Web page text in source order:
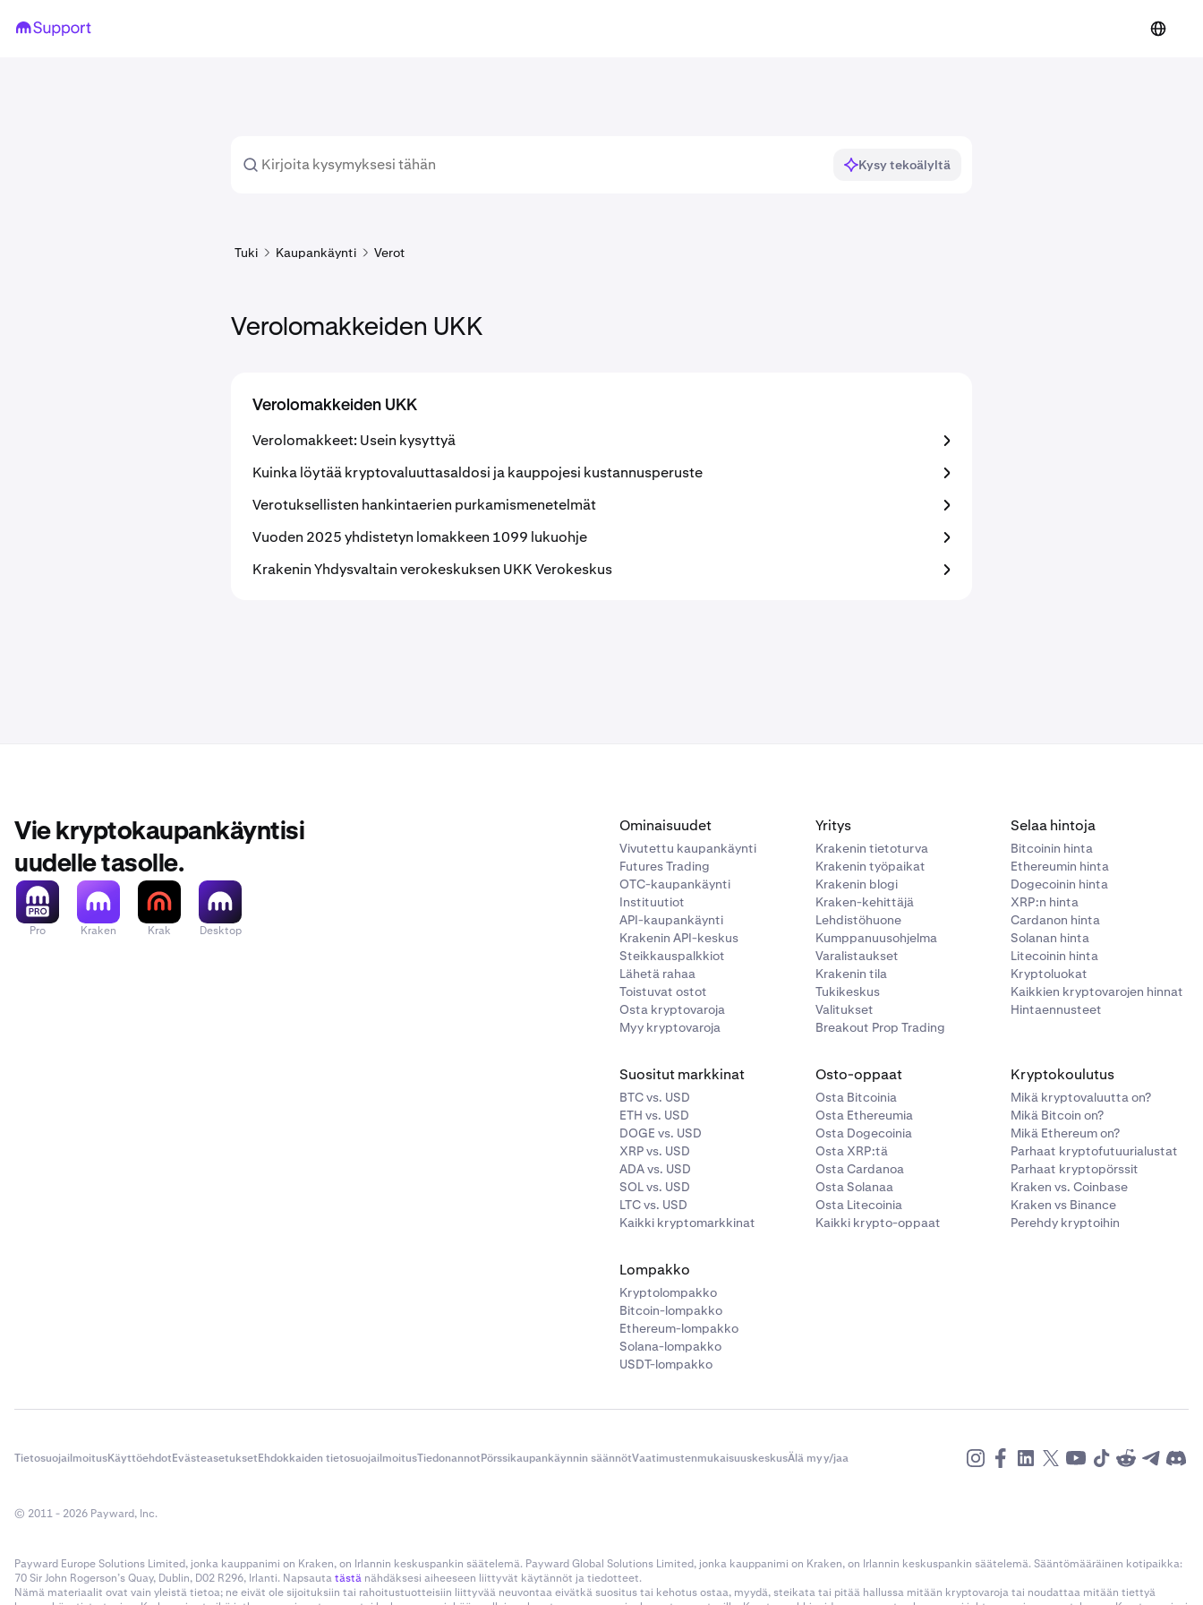
Kysy tekoälyltä
Tuki Kaupankäynti Verot
Verolomakkeiden UKK
Verolomakkeiden UKK
Verolomakkeet: Usein kysyttyä
Kuinka löytää kryptovaluuttasaldosi ja kauppojesi kustannusperuste
Verotuksellisten hankintaerien purkamismenetelmät
Vuoden 2025 yhdistetyn lomakkeen 1099 lukuohje
Krakenin Yhdysvaltain verokeskuksen UKK Verokeskus
Vie kryptokaupankäyntisi
uudelle tasolle.
Pro Kraken Krak Desktop
Ominaisuudet
Vivutettu kaupankäynti
Futures Trading
OTC-kaupankäynti
Instituutiot
API-kaupankäynti
Krakenin API-keskus
Steikkauspalkkiot
Lähetä rahaa
Toistuvat ostot
Osta kryptovaroja
Myy kryptovaroja
Yritys
Krakenin tietoturva
Krakenin työpaikat
Krakenin blogi
Kraken-kehittäjä
Lehdistöhuone
Kumppanuusohjelma
Varalistaukset
Krakenin tila
Tukikeskus
Valitukset
Breakout Prop Trading
Selaa hintoja
Bitcoinin hinta
Ethereumin hinta
Dogecoinin hinta
XRP:n hinta
Cardanon hinta
Solanan hinta
Litecoinin hinta
Kryptoluokat
Kaikkien kryptovarojen hinnat
Hintaennusteet
Suositut markkinat
BTC vs. USD
ETH vs. USD
DOGE vs. USD
XRP vs. USD
ADA vs. USD
SOL vs. USD
LTC vs. USD
Kaikki kryptomarkkinat
Osto-oppaat
Osta Bitcoinia
Osta Ethereumia
Osta Dogecoinia
Osta XRP:tä
Osta Cardanoa
Osta Solanaa
Osta Litecoinia
Kaikki krypto-oppaat
Kryptokoulutus
Mikä kryptovaluutta on?
Mikä Bitcoin on?
Mikä Ethereum on?
Parhaat kryptofutuurialustat
Parhaat kryptopörssit
Kraken vs. Coinbase
Kraken vs Binance
Perehdy kryptoihin
Lompakko
Kryptolompakko
Bitcoin-lompakko
Ethereum-lompakko
Solana-lompakko
USDT-lompakko
TietosuojailmoitusKäyttöehdotEvästeasetuksetEhdokkaiden tietosuojailmoitusTiedonannotPörssikaupankäynnin säännötVaatimustenmukaisuuskeskusÄlä myy/jaa
© 2011 - 2026 Payward, Inc.
Payward Europe Solutions Limited, jonka kauppanimi on Kraken, on Irlannin keskuspankin säätelemä. Payward Global Solutions Limited, jonka kauppanimi on Kraken, on Irlannin keskuspankin säätelemä. Sääntömääräinen kotipaikka:
70 Sir John Rogerson’s Quay, Dublin, D02 R296, Irlanti. Napsautatästä nähdäksesi aiheeseen liittyvät käytännöt ja tiedotteet.
Nämä materiaalit ovat vain yleistä tietoa; ne eivät ole sijoituksiin tai rahoitustuotteisiin liittyvää neuvontaa eivätkä suositus tai kehotus ostaa, myydä, steikata tai pitää hallussa mitään kryptovaroja tai noudattaa mitään tiettyä